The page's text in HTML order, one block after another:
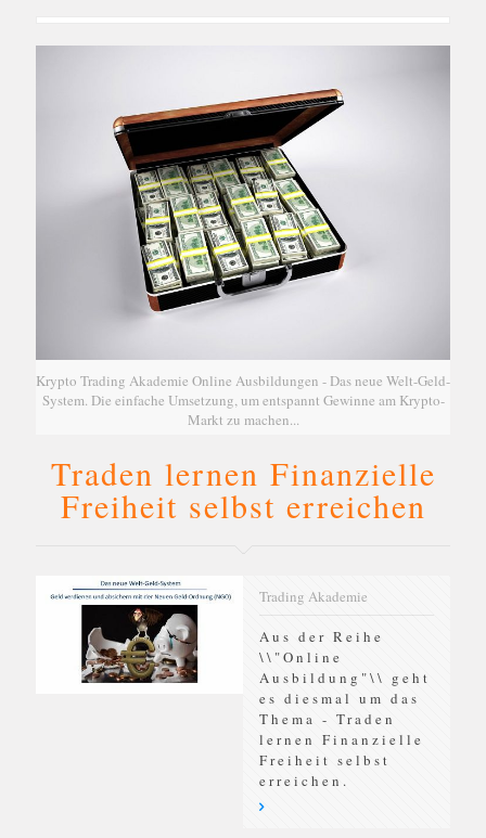
Krypto Trading Akademie Online Ausbildungen - Das neue Welt-Geld-
System. Die einfache Umsetzung, um entspannt Gewinne am Krypto-
Markt zu machen...
Traden lernen Finanzielle
Freiheit selbst erreichen
Trading Akademie
Aus der Reihe
\\"Online
Ausbildung"\\ geht
es diesmal um das
Thema - Traden
lernen Finanzielle
Freiheit selbst
erreichen.